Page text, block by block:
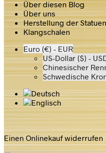
Über diesen Blog
Über uns
Herstellung der Statuen
Klangschalen
Euro (€) - EUR
US-Dollar ($) -
Chinesischer
Schwedische
Einen Onlinekauf widerrufen